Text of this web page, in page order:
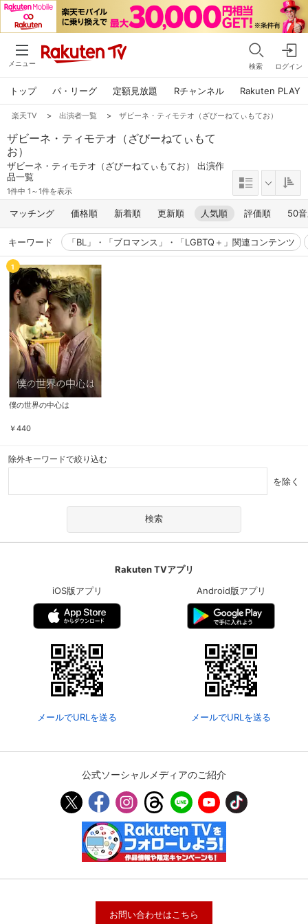
メニュー 検索 ログイン
トップ パ・リーグ 定額見放題 Rチャンネル Rakuten PLAY
楽天TV > 出演者一覧 > ザビーネ・ティモテオ（ざびーねてぃもてお）
ザビーネ・ティモテオ（ざびーねてぃもて
お）
ザビーネ・ティモテオ（ざびーねてぃもてお） 出演作
品一覧
1件中 1～1件を表示
マッチング 価格順 新着順 更新順 人気順 評価順 50
キーワード 「BL」・「ブロマンス」・「LGBTQ＋」関連コンテンツ
1
僕の世界の中心は
￥440
除外キーワードで絞り込む
を除く
Rakuten TVアプリ
iOS版アプリ
メールでURLを送る
Android版アプリ
メールでURLを送る
公式ソーシャルメディアのご紹介
お問い合わせはこちら